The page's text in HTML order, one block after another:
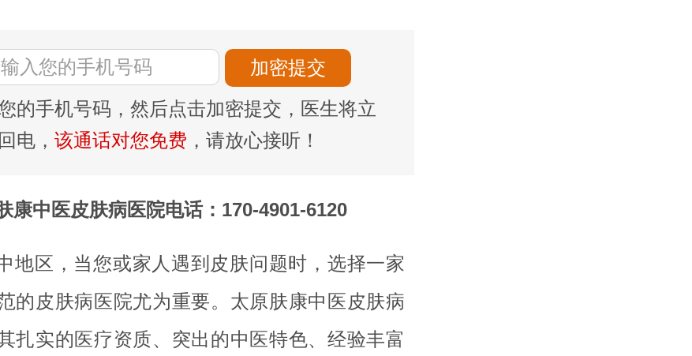
的手机号码，然后点击加密提交，医生将立
电， 该通话对您免费 ，请放心接听！
康中医皮肤病医院电话：170-4901-6120
地区，当您或家人遇到皮肤问题时，选择一家
的皮肤病医院尤为重要。太原肤康中医皮肤病
扎实的医疗资质、突出的中医特色、经验丰富